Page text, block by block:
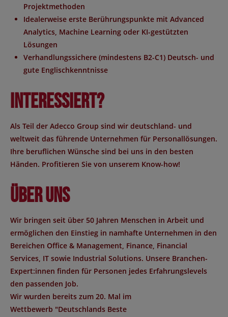
Projektmethoden
Idealerweise erste Berührungspunkte mit Advanced
Analytics, Machine Learning oder KI-gestützten
Lösungen
Verhandlungssichere (mindestens B2-C1) Deutsch- und
gute Englischkenntnisse
Interessiert?
Als Teil der Adecco Group sind wir deutschland- und
weltweit das führende Unternehmen für Personallösungen.
Ihre beruflichen Wünsche sind bei uns in den besten
Händen. Profitieren Sie von unserem Know-how!
Über uns
Wir bringen seit über 50 Jahren Menschen in Arbeit und
ermöglichen den Einstieg in namhafte Unternehmen in den
Bereichen Office & Management, Finance, Financial
Services, IT sowie Industrial Solutions. Unsere Branchen-
Expert:innen finden für Personen jedes Erfahrungslevels
den passenden Job.
Wir wurden bereits zum 20. Mal im
Wettbewerb "Deutschlands Beste